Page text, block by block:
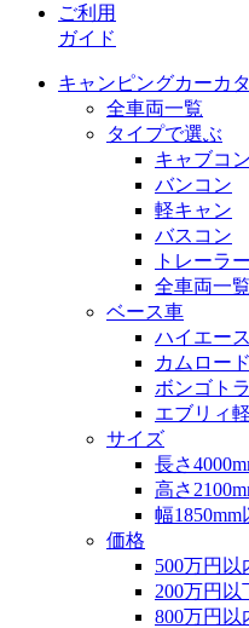
ご利用
ガイド
キャンピングカーカ
全車両一覧
タイプで選ぶ
キャブコン
バンコン
軽キャン
バスコン
トレーラー
全車両一覧
ベース車
ハイエース
カムロード
ボンゴト
エブリィ
サイズ
長さ
高さ
幅1850mm
価格
500万円以
200万円以
800万円以